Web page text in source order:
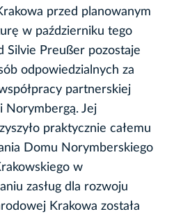
przed planowanym
w październiku tego
Silvie Preußer pozostaje
odpowiedzialnych za
partnerskiej
Norymbergą. Jej
praktycznie całemu
Domu Norymberskiego
w
zasług dla rozwoju
Krakowa została